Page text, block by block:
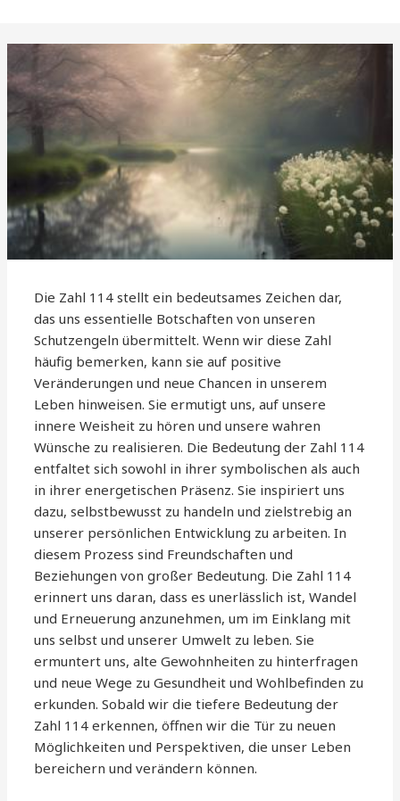
Die Zahl 114 stellt ein bedeutsames Zeichen dar,
das uns essentielle Botschaften von unseren
Schutzengeln übermittelt. Wenn wir diese Zahl
häufig bemerken, kann sie auf positive
Veränderungen und neue Chancen in unserem
Leben hinweisen. Sie ermutigt uns, auf unsere
innere Weisheit zu hören und unsere wahren
Wünsche zu realisieren. Die Bedeutung der Zahl 114
entfaltet sich sowohl in ihrer symbolischen als auch
in ihrer energetischen Präsenz. Sie inspiriert uns
dazu, selbstbewusst zu handeln und zielstrebig an
unserer persönlichen Entwicklung zu arbeiten. In
diesem Prozess sind Freundschaften und
Beziehungen von großer Bedeutung. Die Zahl 114
erinnert uns daran, dass es unerlässlich ist, Wandel
und Erneuerung anzunehmen, um im Einklang mit
uns selbst und unserer Umwelt zu leben. Sie
ermuntert uns, alte Gewohnheiten zu hinterfragen
und neue Wege zu Gesundheit und Wohlbefinden zu
erkunden. Sobald wir die tiefere Bedeutung der
Zahl 114 erkennen, öffnen wir die Tür zu neuen
Möglichkeiten und Perspektiven, die unser Leben
bereichern und verändern können.